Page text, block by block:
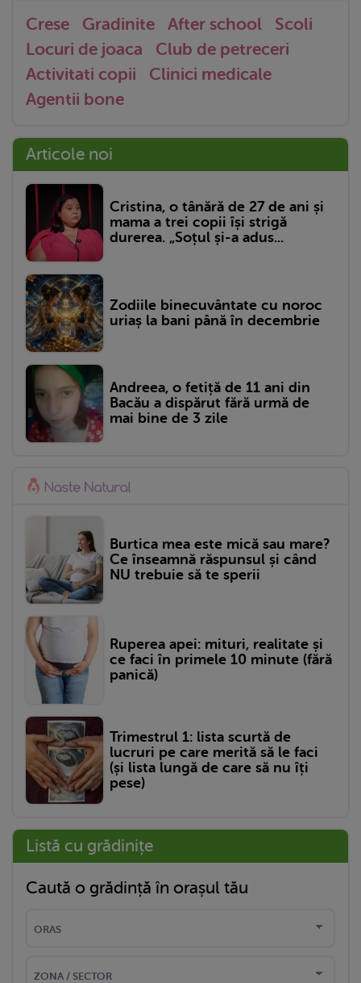
Crese Gradinite After school
Scoli
Locuri de joaca
Club de petreceri
Activitati copii
Clinici medicale
Agentii bone
Articole noi
Cristina, o tânără de 27 de ani și
mama a trei copii își strigă
durerea. „Soțul și-a adus...
Zodiile binecuvântate cu noroc
uriaș la bani până în decembrie
Andreea, o fetiță de 11 ani din
Bacău a dispărut fără urmă de
mai bine de 3 zile
Burtica mea este mică sau mare?
Ce înseamnă răspunsul și când
NU trebuie să te sperii
Ruperea apei: mituri, realitate și
ce faci în primele 10 minute (fără
panică)
Trimestrul 1: lista scurtă de
lucruri pe care merită să le faci
(și lista lungă de care să nu îți
pese)
Listă cu grădinițe
Caută o grădință în orașul tău